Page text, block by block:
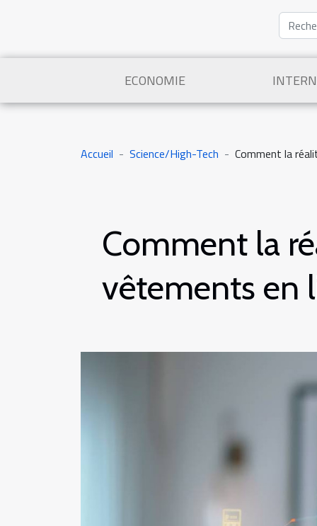
ECONOMIE
Accueil Science/High-Tech Comment la
Comment la
vêtements en